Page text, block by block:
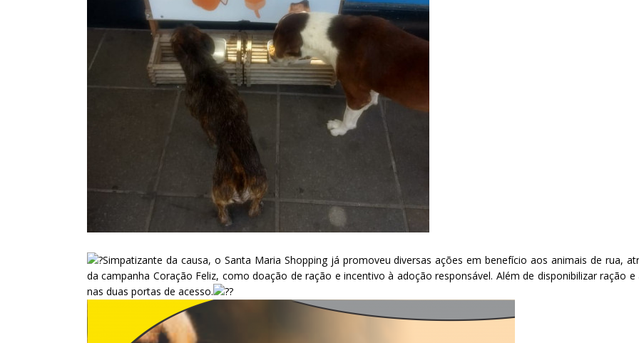
Simpatizante da causa, o Santa Maria Shopping já promoveu diversas ações em benefício aos animais de rua,
da campanha Coração Feliz, como doação de ração e incentivo à adoção responsável. Além de disponibilizar ração e
nas duas portas de acesso.